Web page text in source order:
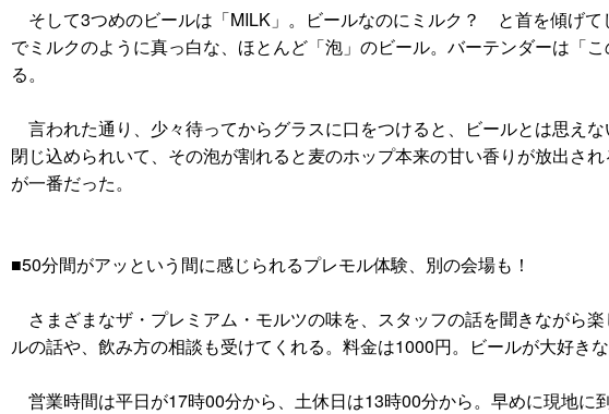
そして3つめのビールは「MILK」。ビールなのにミルク？ と首を傾げ
でミルクのように真っ白な、ほとんど「泡」のビール。バーテンダーは「
る。
言われた通り、少々待ってからグラスに口をつけると、ビールとは思え
閉じ込められいて、その泡が割れると麦のホップ本来の甘い香りが放出さ
が一番だった。
■50分間がアッという間に感じられるプレモル体験、別の会場も！
さまざまなザ・プレミアム・モルツの味を、スタッフの話を聞きながら
ルの話や、飲み方の相談も受けてくれる。料金は1000円。ビールが大好き
営業時間は平日が17時00分から、土休日は13時00分から。早めに現地